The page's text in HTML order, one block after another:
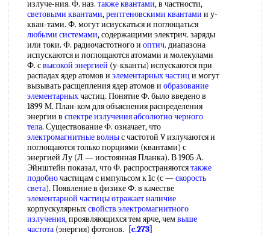
излуче-ния. Ф. наз. также квантами, в частности,
световыми квантами,рентгеновскими квантами и у-
кван-тами. Ф. могут исиускаться и поглощаться
любыми системами, содержащими электрич. заряды
или токи. Ф. радиочастотного и оптич. диапазона
испускаются и поглощаются атомами и молекулами
Ф. свысокой энергией (у-кванты) испускаются при
распадах ядер атомов и элементарных частиц и могут
вызывать расщепления ядер атомов и образование
элементарныхчастиц. Понятие Ф. было введено в
1899 М. План-ком для объяснения раснределения
энергии в спектре излучения абсолютно черного
тела. Существование Ф. означает, что
электромагнитные волныс частотой V излучаются и
поглощаются только порциями (квантами) с
энергией Лу (Л — иостоянная Планка). В 1905 А.
Эйнштейн показал, что Ф. распространяютсятакже
подобночастицам с импульсом к 1с (с —скорость
света). Появление в физике Ф. в качестве
элементарной частицыотражает наличие
корпускулярныхсвойств электромагнитного
излучения, проявляющихся тем ярче, чемвыше
частота (энергия) фотонов.
[c.273]